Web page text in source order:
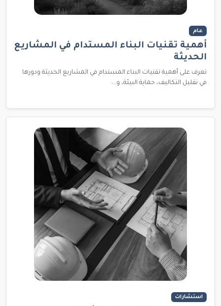
عام
أهمية تقنيات البناء المستدام في المشاريع
الحديثة
تعرف على أهمية تقنيات البناء المستدام في المشاريع الحديثة ودورها
في تقليل التكاليف، حماية البيئة، و...
استشارات